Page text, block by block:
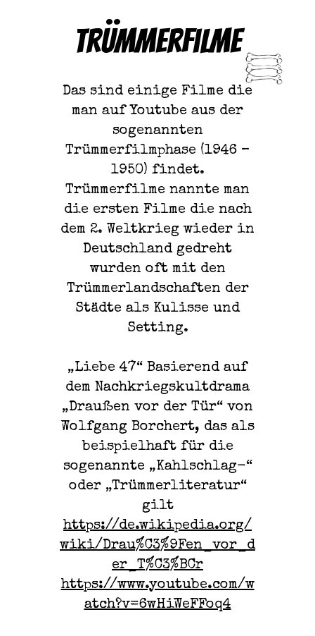
Trümmerfilme
Das sind einige Filme die
man auf Youtube aus der
sogenannten
Trümmerfilmphase (1946 –
1950) findet.
Trümmerfilme nannte man
die ersten Filme die nach
dem 2. Weltkrieg wieder in
Deutschland gedreht
wurden oft mit den
Trümmerlandschaften der
Städte als Kulisse und
Setting.
„Liebe 47“ Basierend auf
dem Nachkriegskultdrama
„Draußen vor der Tür“ von
Wolfgang Borchert, das als
beispielhaft für die
sogenannte „Kahlschlag-“
oder „Trümmerliteratur“
gilt
https://de.wikipedia.org/
wiki/Drau%C3%9Fen_vor_d
er_T%C3%BCr
https://www.youtube.com/w
atch?v=6wHiWeFFoq4